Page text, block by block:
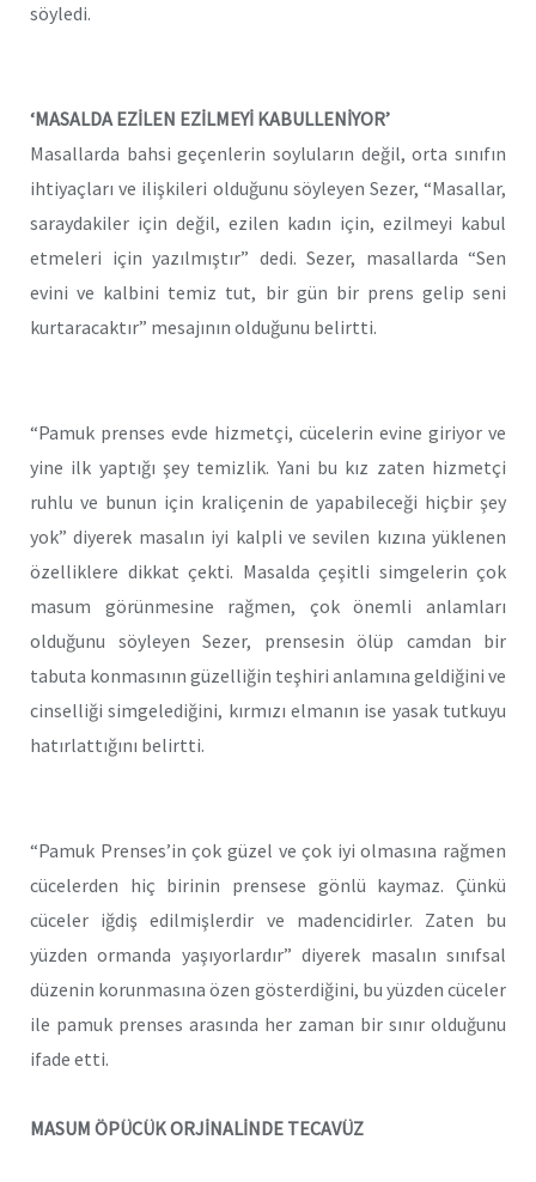
söyledi.
‘MASALDA EZİLEN EZİLMEYİ KABULLENİYOR’
Masallarda bahsi geçenlerin soyluların değil, orta sınıfın
ihtiyaçları ve ilişkileri olduğunu söyleyen Sezer, “Masallar,
saraydakiler için değil, ezilen kadın için, ezilmeyi kabul
etmeleri için yazılmıştır” dedi. Sezer, masallarda “Sen
evini ve kalbini temiz tut, bir gün bir prens gelip seni
kurtaracaktır” mesajının olduğunu belirtti.
“Pamuk prenses evde hizmetçi, cücelerin evine giriyor ve
yine ilk yaptığı şey temizlik. Yani bu kız zaten hizmetçi
ruhlu ve bunun için kraliçenin de yapabileceği hiçbir şey
yok” diyerek masalın iyi kalpli ve sevilen kızına yüklenen
özelliklere dikkat çekti. Masalda çeşitli simgelerin çok
masum görünmesine rağmen, çok önemli anlamları
olduğunu söyleyen Sezer, prensesin ölüp camdan bir
tabuta konmasının güzelliğin teşhiri anlamına geldiğini ve
cinselliği simgelediğini, kırmızı elmanın ise yasak tutkuyu
hatırlattığını belirtti.
“Pamuk Prenses’in çok güzel ve çok iyi olmasına rağmen
cücelerden hiç birinin prensese gönlü kaymaz. Çünkü
cüceler iğdiş edilmişlerdir ve madencidirler. Zaten bu
yüzden ormanda yaşıyorlardır” diyerek masalın sınıfsal
düzenin korunmasına özen gösterdiğini, bu yüzden cüceler
ile pamuk prenses arasında her zaman bir sınır olduğunu
ifade etti.
MASUM ÖPÜCÜK ORJİNALİNDE TECAVÜZ